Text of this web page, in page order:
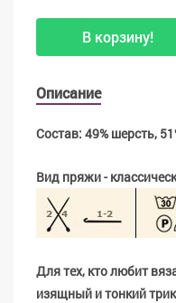
В корзину!
Описание
Состав: 49% шерсть,
Вид пряжи -
Для тех, кто любит
изящный и тонкий